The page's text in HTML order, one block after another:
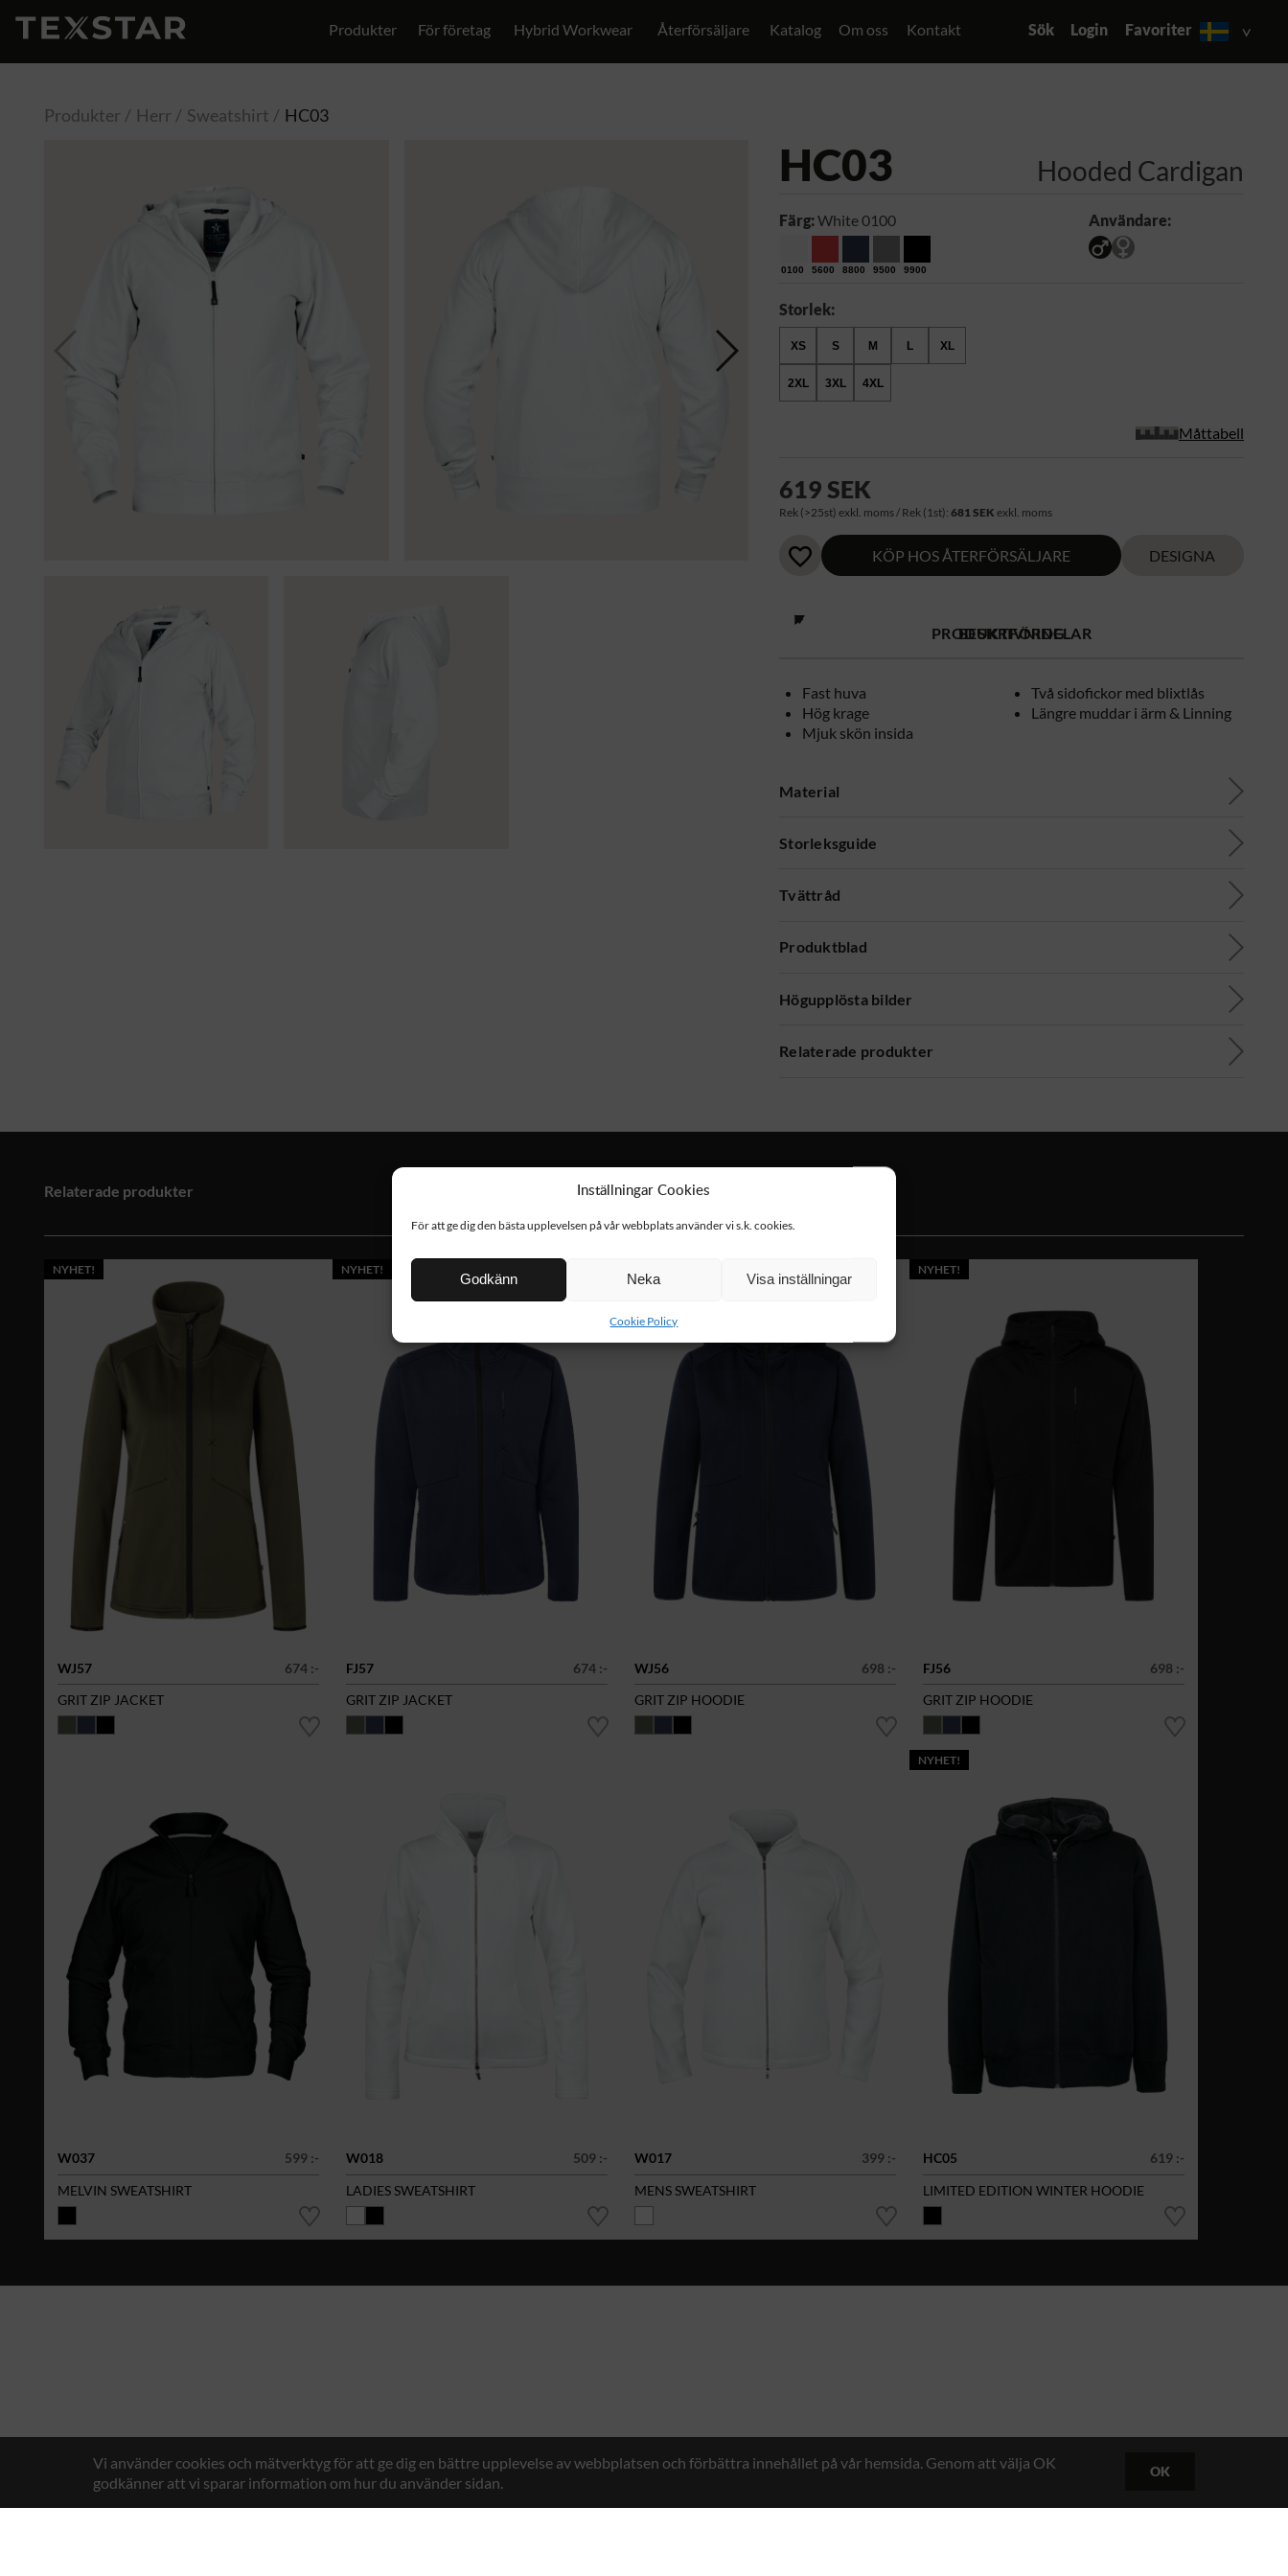
Inställningar Cookies
För att ge dig den bästa upplevelsen på vår webbplats använder vi s.k. cookies.
Godkänn Neka Visa inställningar
Cookie Policy
Produkter För företag Hybrid Workwear Återförsäljare Katalog Om oss Kontakt Sök Login Favoriter
Produkter Herr Sweatshirt HC03
HC03 Hooded Cardigan
Färg:White 0100
0100 5600 8800 9500 9900
Användare:
Storlek:
XS S M L XL
2XL 3XL 4XL
Måttabell
619 SEK
Rek (>25st) exkl. moms / Rek (1st):681 SEK exkl. moms
KÖP HOS ÅTERFÖRSÄLJARE DESIGNA
PRODUKTFÖRDELAR
Fast huva
Hög krage
Mjuk skön insida
Två sidofickor med blixtlås
Längre muddar i ärm & Linning
BESKRIVNING
Material
Storleksguide
Tvättråd
Produktblad
Högupplösta bilder
Relaterade produkter
Relaterade produkter
NYHET!
WJ57
674 :-
GRIT ZIP JACKET
NYHET!
FJ57
674 :-
GRIT ZIP JACKET
WJ56
698 :-
GRIT ZIP HOODIE
NYHET!
FJ56
698 :-
GRIT ZIP HOODIE
W037
599 :-
MELVIN SWEATSHIRT
W018
509 :-
LADIES SWEATSHIRT
W017
399 :-
MENS SWEATSHIRT
NYHET!
HC05
619 :-
LIMITED EDITION WINTER HOODIE
Vi använder cookies och mätverktyg för att ge dig en bättre upplevelse av webbplatsen och förbättra innehållet på vår hemsida. Genom att välja OK
godkänner att vi sparar information om hur du använder sidan.
OK